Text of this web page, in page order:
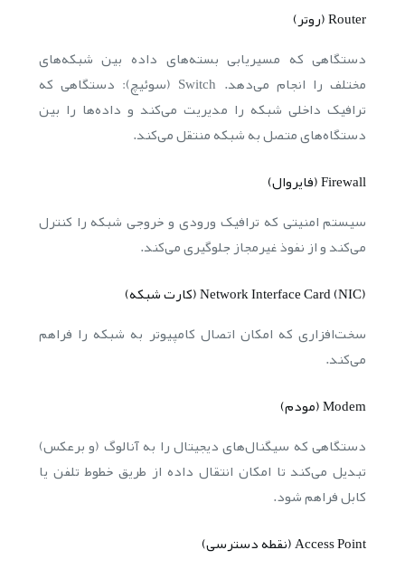
Router (روتر)
دستگاهی که مسیریابی بسته‌های داده بین شبکه‌های
مختلف را انجام می‌دهد. Switch (سوئیچ): دستگاهی که
ترافیک داخلی شبکه را مدیریت می‌کند و داده‌ها را بین
دستگاه‌های متصل به شبکه منتقل می‌کند.
Firewall (فایروال)
سیستم امنیتی که ترافیک ورودی و خروجی شبکه را کنترل
می‌کند و از نفوذ غیرمجاز جلوگیری می‌کند.
Network Interface Card (NIC) (کارت شبکه)
سخت‌افزاری که امکان اتصال کامپیوتر به شبکه را فراهم
می‌کند.
Modem (مودم)
دستگاهی که سیگنال‌های دیجیتال را به آنالوگ (و برعکس)
تبدیل می‌کند تا امکان انتقال داده از طریق خطوط تلفن یا
کابل فراهم شود.
Access Point (نقطه دسترسی)